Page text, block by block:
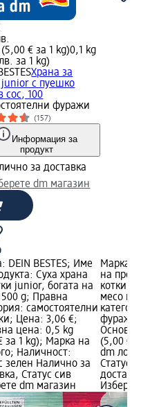
€ за 1 kg)0,1 kg
за 1 kg)
Храна за
junior с пуешко
сос, 100
фуражи
(157)
Информация за
продукт
за доставка
dm магазин
DEIN BESTES; Име
Суха храна
junior, богата на
g; Правна
самостоятелни
Цена: 3,06 €;
цена: 0,5 kg
за 1 kg); Марка на
Наличност:
зелен Налично за
Статус сив
dm магазин
Марка:
на
котки
месо в
(5,00 €
dm
Статус